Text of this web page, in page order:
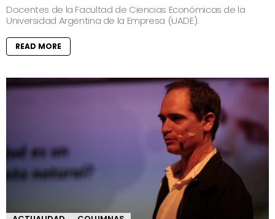
Docentes de la Facultad de Ciencias Económicas de la
Universidad Argentina de la Empresa (UADE).
READ MORE